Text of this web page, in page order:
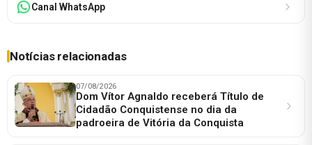
Canal WhatsApp
Notícias relacionadas
07/08/2026
Dom Vítor Agnaldo receberá Título de
Cidadão Conquistense no dia da
padroeira de Vitória da Conquista